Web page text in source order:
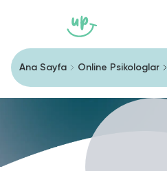
Ana Sayfa Online Psikologlar